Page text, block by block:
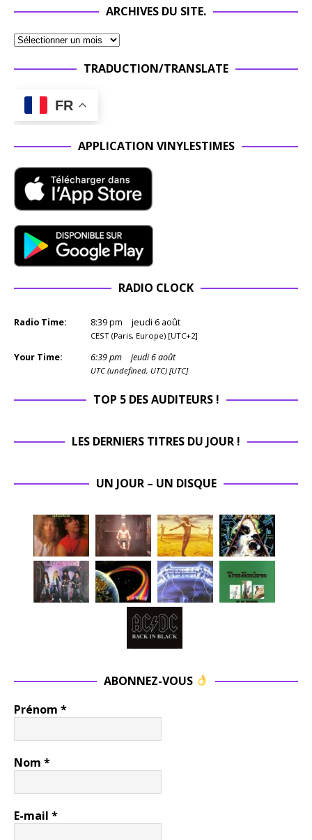
ARCHIVES DU SITE.
TRADUCTION/TRANSLATE
FR
APPLICATION VINYLESTIMES
RADIO CLOCK
Radio Time: 8:39pm jeudi 6 août
CEST (Paris, Europe) [UTC+2]
Your Time: 6:39pm jeudi 6 août
UTC (undefined, UTC) [UTC]
TOP 5 DES AUDITEURS !
LES DERNIERS TITRES DU JOUR !
UN JOUR – UN DISQUE
ABONNEZ-VOUS
Prénom *
Nom *
E-mail *